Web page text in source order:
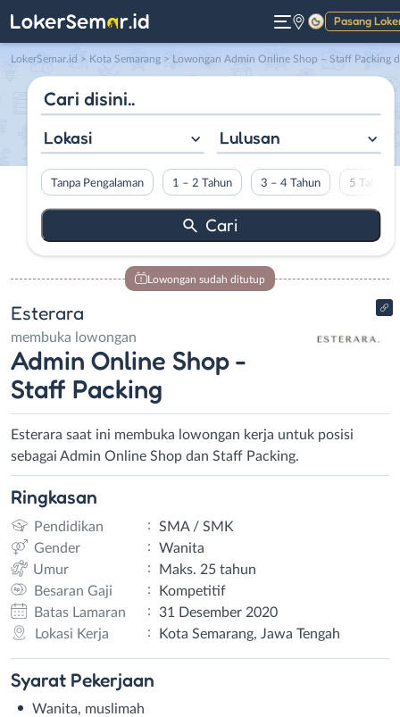
Pasang
Gelap
LokerSemar.id > Kota Semarang > Lowongan Admin Online Shop – Staff Packing di
Lokasi Lulusan
Tanpa Pengalaman 1 – 2 Tahun 3 – 4 Tahun 5 Tahun
Lowongan sudah ditutup
Esterara
membuka lowongan
Admin Online Shop -
Staff Packing
Esterara saat ini membuka lowongan kerja untuk posisi
sebagai Admin Online Shop dan Staff Packing.
Ringkasan
Pendidikan :
SMA / SMK
Gender
:
Wanita
Umur
:
Maks. 25 tahun
Besaran Gaji
:
Kompetitif
Batas Lamaran
:
31 Desember 2020
Lokasi Kerja
: Kota Semarang, Jawa Tengah
Syarat Pekerjaan
Wanita, muslimah